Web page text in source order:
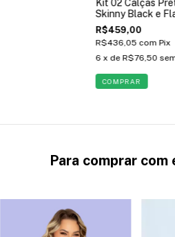
Kit 02 Calças
Skinny Black e
Moletinho
R$459,00
R$436,05 com Pix
6 x de R$76,50
COMPRAR
Para comprar